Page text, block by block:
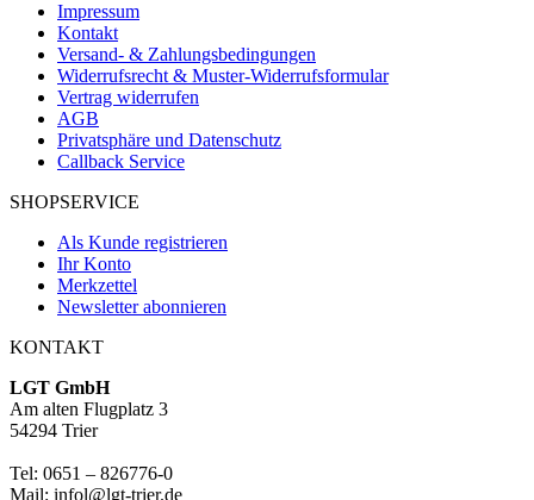
Impressum
Kontakt
Versand- & Zahlungsbedingungen
Widerrufsrecht & Muster-Widerrufsformular
Vertrag widerrufen
AGB
Privatsphäre und Datenschutz
Callback Service
SHOPSERVICE
Als Kunde registrieren
Ihr Konto
Merkzettel
Newsletter abonnieren
KONTAKT
LGT GmbH
Am alten Flugplatz 3
54294 Trier
Tel: 0651 – 826776-0
Mail: infol@lgt-trier.de